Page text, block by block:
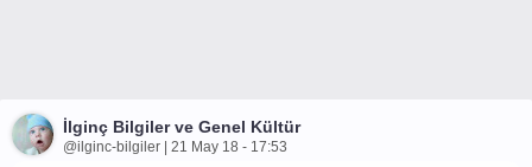
İlginç Bilgiler ve Genel Kültür
@ilginc-bilgiler | 21 May 18 - 17:53